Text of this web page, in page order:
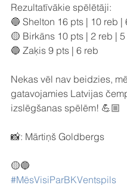
Rezultatīvākie spēlētāji:
🔵 Shelton 16 pts | 10 reb |
🟡 Birkāns 10 pts | 2 reb |
🔵 Zaķis 9 pts | 6 reb
Nekas vēl nav beidzies,
gatavojamies Latvijas
izslēgšanas spēlēm! 💪🏼
📸: Mārtiņš Goldbergs
🟡🔵
#MēsVisiParBKVentspils